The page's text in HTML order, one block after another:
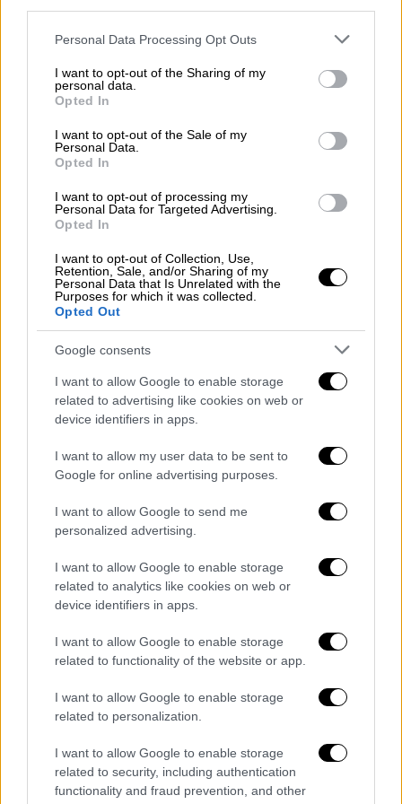
Please note that this website/app uses one or more Google
not limited to your visit or usage behaviour. You may click to
grant or deny consent to Google and its third-party tags to
use your data for below specified purposes in below Google
consent section.
Personal Data Processing Opt Outs
I want to opt-out of the Sharing of my
personal data.
Opted In
I want to opt-out of the Sale of my
Personal Data.
Opted In
I want to opt-out of processing my
Personal Data for Targeted Advertising.
Opted In
I want to opt-out of Collection, Use,
Retention, Sale, and/or Sharing of my
Personal Data that Is Unrelated with the
Purposes for which it was collected.
Opted Out
Google consents
I want to allow Google to enable storage
related to advertising like cookies on web or
device identifiers in apps.
I want to allow my user data to be sent to
Google for online advertising purposes.
I want to allow Google to send me
personalized advertising.
I want to allow Google to enable storage
related to analytics like cookies on web or
device identifiers in apps.
I want to allow Google to enable storage
related to functionality of the website or app.
I want to allow Google to enable storage
related to personalization.
I want to allow Google to enable storage
related to security, including authentication
functionality and fraud prevention, and other
Lifestyle|02.04.2019 11:19
Κούστα και Σοφίας Γιαννικοπούλου
Ενώπιον του Μονομελούς Πρωτοδικείου
της Αθήνας
ΑΛΛΑ #TAGS
Γιάννης Κούστας
διαζύγιο
Γιώργος Λιάγκας
εφοπλιστής
POPULAR VIDEOS